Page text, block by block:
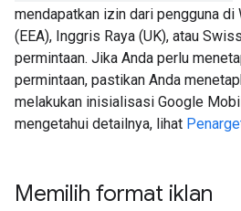
mendapatkan izin dari pengguna di
(EEA), Inggris Raya (UK), atau
permintaan. Jika Anda perlu
permintaan, pastikan Anda
melakukan inisialisasi Google
mengetahui detailnya, lihat
Memilih format iklan